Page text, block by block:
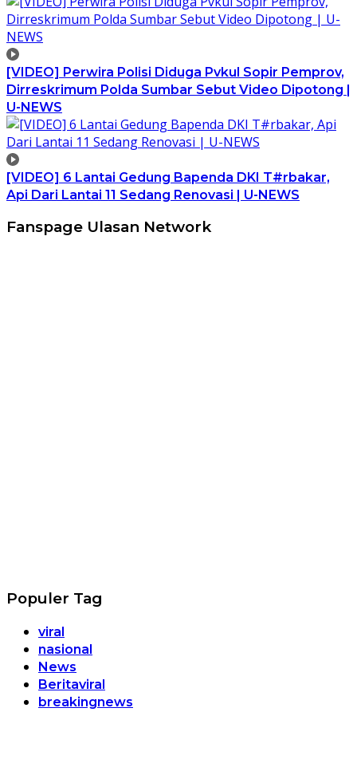
[VIDEO] Perwira Polisi Diduga Pvkul Sopir Pemprov,
Dirreskrimum Polda Sumbar Sebut Video Dipotong |
U-NEWS
[VIDEO] 6 Lantai Gedung Bapenda DKI T#rbakar,
Api Dari Lantai 11 Sedang Renovasi | U-NEWS
Fanspage Ulasan Network
Populer Tag
viral
nasional
News
Beritaviral
breakingnews